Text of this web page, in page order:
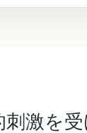
刺激を